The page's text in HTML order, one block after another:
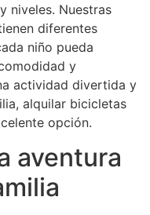
niveles. Nuestras
diferentes
niño pueda
y
actividad divertida y
alquilar bicicletas
opción.
aventura